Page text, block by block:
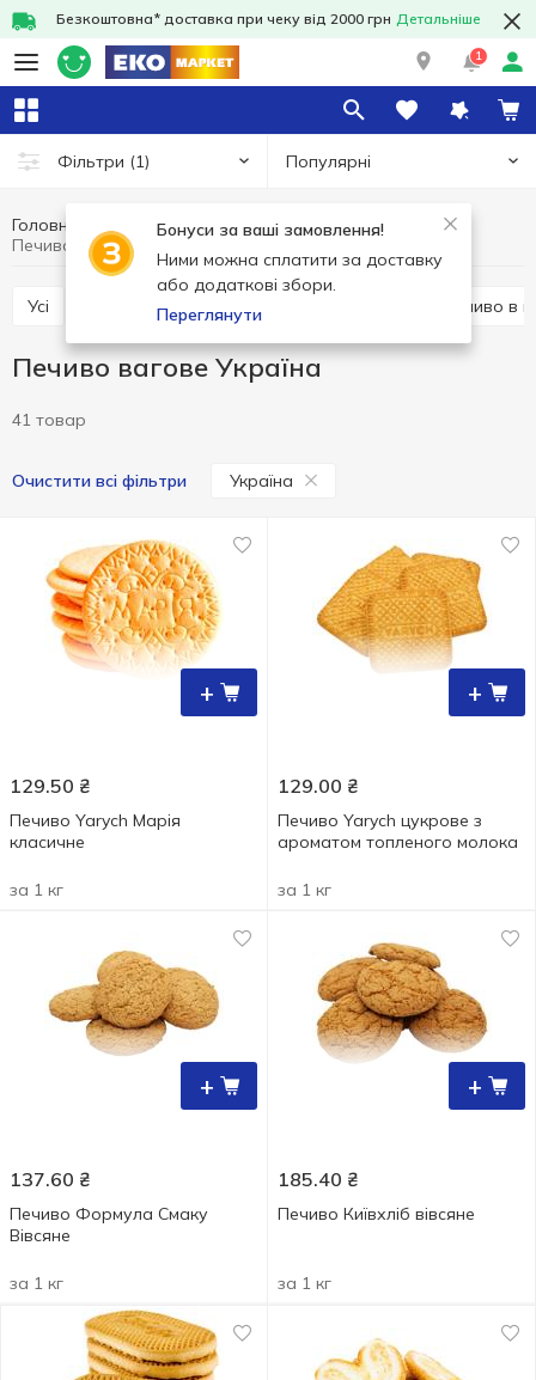
Безкоштовна* доставка при чеку від 2000 грн Детальніше
1
Фільтри (1) Популярні
Бонуси за ваші замовлення!
Ними можна сплатити за доставку
або додаткові збори.
Переглянути
Головна Солодощі Печиво
Печиво вагове
Печиво вагове Україна
Усі Печиво в упаковці Печиво в
Печиво вагове Україна
41 товар
Очистити всі фільтри Україна
+
129.50 ₴
Печиво Yarych Марія
класичне
за 1 кг
+
129.00 ₴
Печиво Yarych цукрове з
ароматом топленого молока
за 1 кг
+
137.60 ₴
Печиво Формула Смаку
Вівсяне
за 1 кг
+
185.40 ₴
Печиво Київхліб вівсяне
за 1 кг